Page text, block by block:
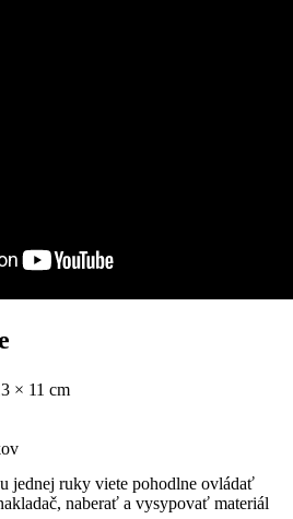
× 11 cm
jednej ruky viete pohodlne ovládať
naberať a vysypovať materiál